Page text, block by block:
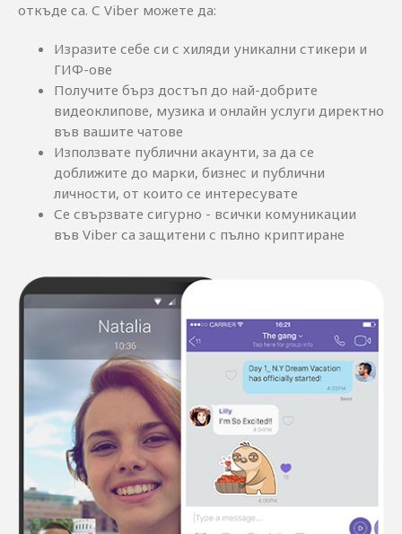
откъде са. С Viber можете да:
Изразите себе си с хиляди уникални стикери и
ГИФ-ове
Получите бърз достъп до най-добрите
видеоклипове, музика и онлайн услуги директно
във вашите чатове
Използвате публични акаунти, за да се
доближите до марки, бизнес и публични
личности, от които се интересувате
Се свързвате сигурно - всички комуникации
във Viber са защитени с пълно криптиране